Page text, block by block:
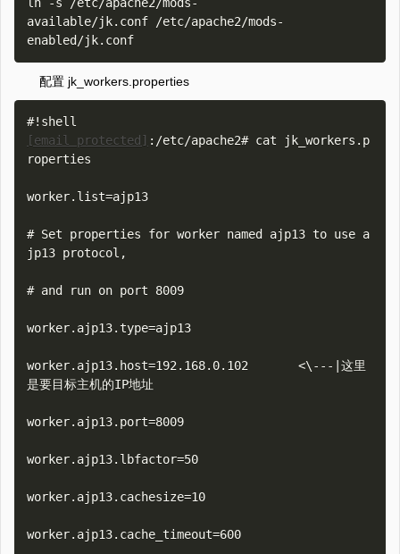
available/jk.conf /etc/apache2/mods-
配置 jk_workers.properties
[email protected] :/etc/apache2# cat jk_workers.p
roperties
worker.list=ajp13
# Set properties for worker named ajp13 to use a
jp13 protocol,
# and run on port 8009
worker.ajp13.type=ajp13
worker.ajp13.host=192.168.0.102       <\---|这里
是要目标主机的IP地址
worker.ajp13.port=8009
worker.ajp13.lbfactor=50
worker.ajp13.cachesize=10
worker.ajp13.cache_timeout=600